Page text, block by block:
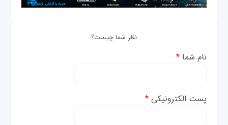
نظر شما چیست؟
نام شما*
پست الکترونیکی*